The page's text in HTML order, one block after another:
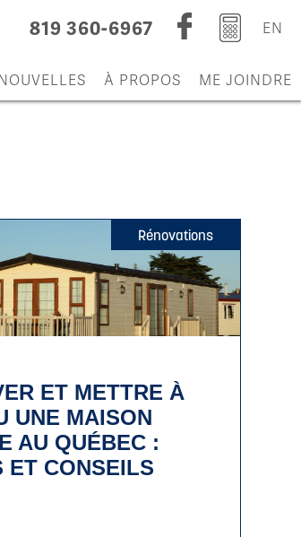
EN
819 360-6967
À PROPOS ME JOINDRE
Rénovations
ET METTRE À
UNE MAISON
AU QUÉBEC :
ET CONSEILS